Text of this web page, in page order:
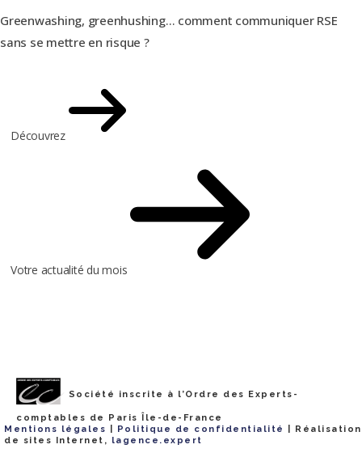
Greenwashing, greenhushing… comment communiquer RSE
sans se mettre en risque ?
Découvrez
Votre actualité du mois
Société inscrite à l’Ordre des Experts-
comptables de Paris Île-de-France
Mentions légales
Politique de confidentialité
| Réalisation
de sites Internet, lagence.expert
Les cookies assurent le bon fonctionnement de notre site
Internet. En utilisant ce dernier, vous acceptez leur utilisation.En